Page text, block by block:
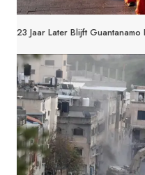
23 Jaar Later Blijft